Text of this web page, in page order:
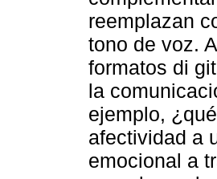
reemplazan
tono de voz.
formatos di
la
ejemplo,
afectividad a
emocional a